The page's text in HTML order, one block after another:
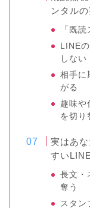
ンタル
「既
LINE
しない
相手に
がる
趣味や
を切り
実はあ
すい
長文・
奪う
スタン